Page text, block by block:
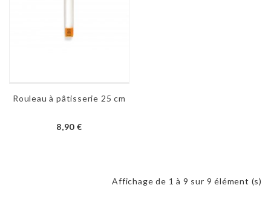
Rouleau à pâtisserie 25 cm
8,90 €
Affichage de 1 à 9 sur 9 élément (s)